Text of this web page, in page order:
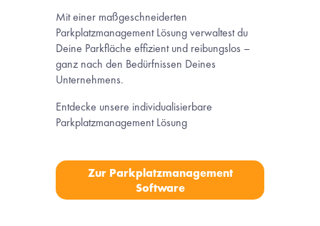
Mit einer maßgeschneiderten
Parkplatzmanagement Lösung verwaltest du
Deine Parkfläche effizient und reibungslos –
ganz nach den Bedürfnissen Deines
Unternehmens.
Entdecke unsere individualisierbare
Parkplatzmanagement Lösung
Zur Parkplatzmanagement
Software